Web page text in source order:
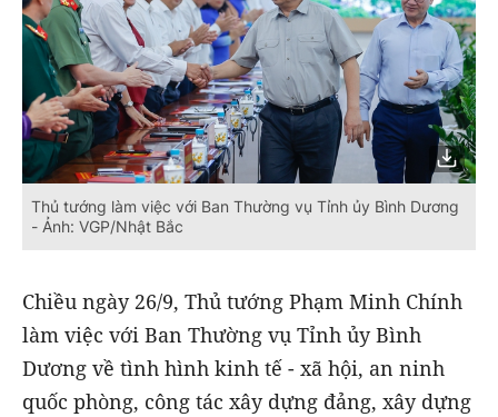
Thủ tướng làm việc với Ban Thường vụ Tỉnh ủy Bình Dương
- Ảnh: VGP/Nhật Bắc
Chiều ngày 26/9, Thủ tướng Phạm Minh Chính
làm việc với Ban Thường vụ Tỉnh ủy Bình
Dương về tình hình kinh tế - xã hội, an ninh
quốc phòng, công tác xây dựng đảng, xây dựng